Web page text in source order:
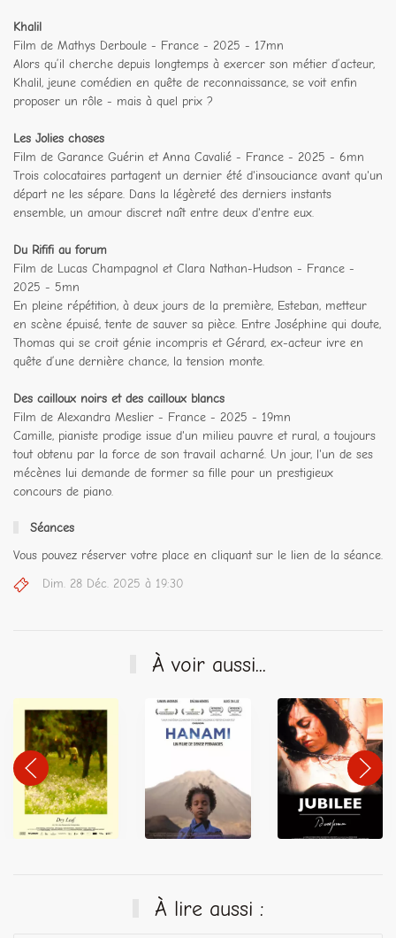
Khalil
Film de Mathys Derboule - France - 2025 - 17mn
Alors qu’il cherche depuis longtemps à exercer son métier d’acteur,
Khalil, jeune comédien en quête de reconnaissance, se voit enfin
proposer un rôle - mais à quel prix ?
Les Jolies choses
Film de Garance Guérin et Anna Cavalié - France - 2025 - 6mn
Trois colocataires partagent un dernier été d'insouciance avant qu'un
départ ne les sépare. Dans la légèreté des derniers instants
ensemble, un amour discret naît entre deux d'entre eux.
Du Rififi au forum
Film de Lucas Champagnol et Clara Nathan-Hudson - France -
2025 - 5mn
En pleine répétition, à deux jours de la première, Esteban, metteur
en scène épuisé, tente de sauver sa pièce. Entre Joséphine qui doute,
Thomas qui se croit génie incompris et Gérard, ex-acteur ivre en
quête d’une dernière chance, la tension monte.
Des cailloux noirs et des cailloux blancs
Film de Alexandra Meslier - France - 2025 - 19mn
Camille, pianiste prodige issue d'un milieu pauvre et rural, a toujours
tout obtenu par la force de son travail acharné. Un jour, l'un de ses
mécènes lui demande de former sa fille pour un prestigieux
concours de piano.
Séances
Vous pouvez réserver votre place en cliquant sur le lien de la séance.
Dim. 28 Déc. 2025 à 19:30
À voir aussi...
À lire aussi :